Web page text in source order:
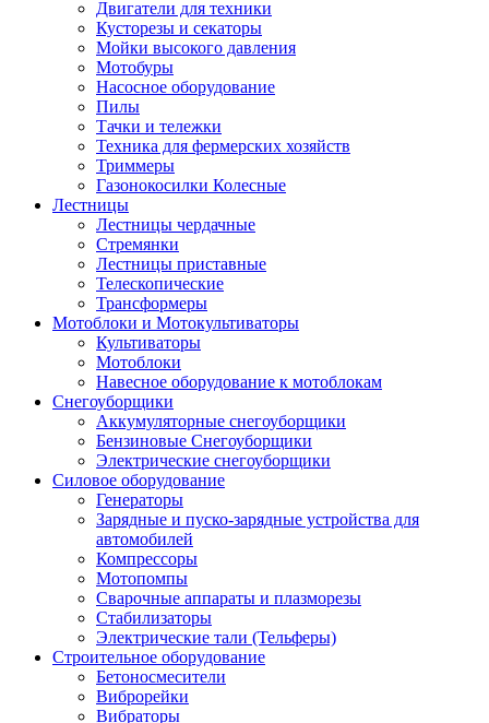
Двигатели для техники
Кусторезы и секаторы
Мойки высокого давления
Мотобуры
Насосное оборудование
Пилы
Тачки и тележки
Техника для фермерских хозяйств
Триммеры
Газонокосилки Колесные
Лестницы
Лестницы чердачные
Стремянки
Лестницы приставные
Телескопические
Трансформеры
Мотоблоки и Мотокультиваторы
Культиваторы
Мотоблоки
Навесное оборудование к мотоблокам
Снегоуборщики
Аккумуляторные снегоуборщики
Бензиновые Снегоуборщики
Электрические снегоуборщики
Силовое оборудование
Генераторы
Зарядные и пуско-зарядные устройства для
автомобилей
Компрессоры
Мотопомпы
Сварочные аппараты и плазморезы
Стабилизаторы
Электрические тали (Тельферы)
Строительное оборудование
Бетоносмесители
Виброрейки
Вибраторы